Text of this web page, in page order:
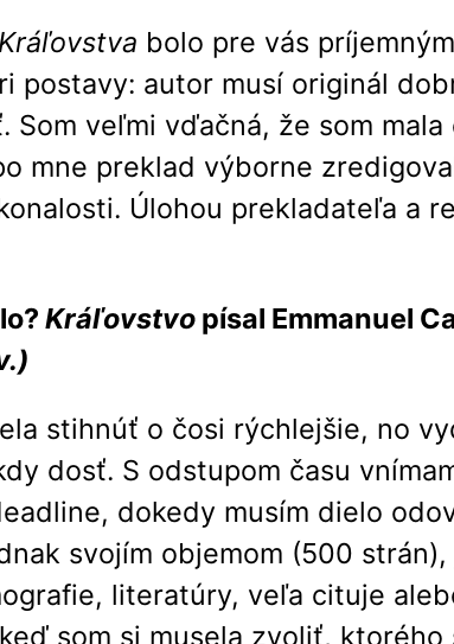
Kráľovstva bolo pre vás
postavy: autor musí originál
veľmi vďačná, že som
mne preklad výborne
Úlohou prekladateľa a
Kráľovstvo písal Emmanuel
stihnúť o čosi rýchlejšie, no
dosť. S odstupom času
dokedy musím dielo
svojím objemom (500
literatúry, veľa cituje
som si musela zvoliť,